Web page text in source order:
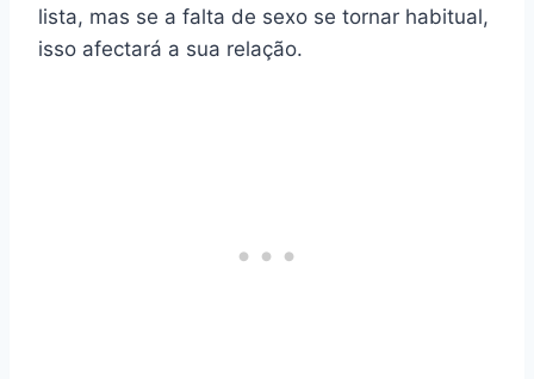
lista, mas se a falta de sexo se tornar habitual,
isso afectará a sua relação.